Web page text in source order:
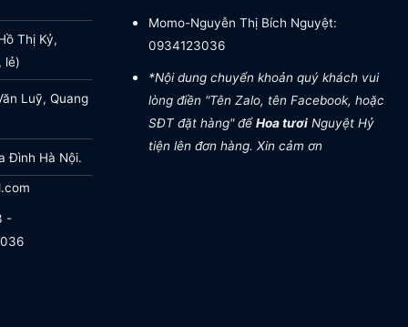
Thị Kỷ,
lẻ)
Luỹ, Quang
Đình Hà Nội.
-
Momo-Nguyễn Thị Bích Nguyệt:
0934123036
*Nội dung chuyển khoản quý khách vui
lòng điền "Tên Zalo, tên Facebook, hoặc
SĐT đặt hàng" đểHoa tươiNguyệt Hỷ
tiện lên đơn hàng. Xin cảm ơn